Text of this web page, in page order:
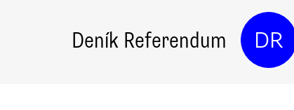
Deník Referendum DR